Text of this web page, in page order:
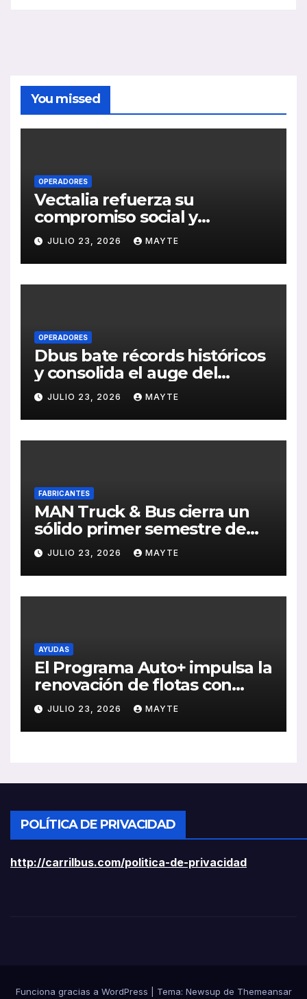
You missed
OPERADORES
Vectalia refuerza su
compromiso social y
medioambiental con la
publicación de su Memoria
de RSC 2025
JULIO 23, 2026 MAYTE
OPERADORES
Dbus bate récords históricos
y consolida el auge del
transporte público en San
Sebastián
JULIO 23, 2026 MAYTE
FABRICANTES
MAN Truck & Bus cierra un
sólido primer semestre de
2026 con crecimiento en
ventas, pedidos y
rentabilidad
JULIO 23, 2026 MAYTE
AYUDAS
El Programa Auto+ impulsa la
renovación de flotas con
ayudas a vehículos eléctricos
ligeros
JULIO 23, 2026 MAYTE
POLÍTICA DE PRIVACIDAD
http://carrilbus.com/politica-de-privacidad
Funciona gracias a WordPress Tema: Newsup de Themeansar